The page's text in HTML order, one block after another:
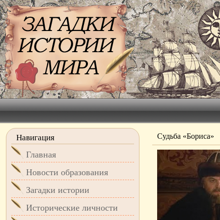
Судьба «Бориса»
Навигация
Главная
Новости образования
Загадки истории
Исторические личности